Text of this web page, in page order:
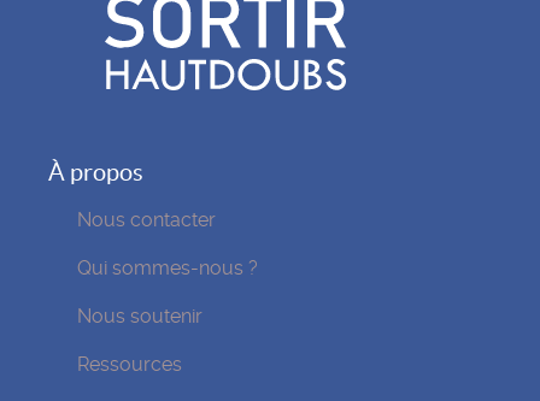
À propos
Nous contacter
Qui sommes-nous ?
Nous soutenir
Ressources